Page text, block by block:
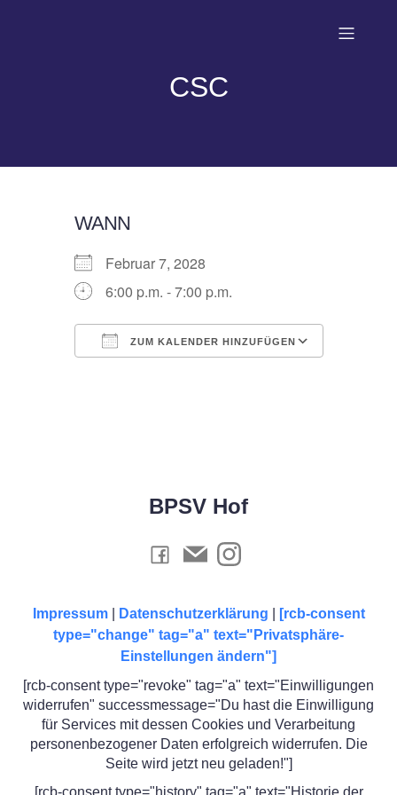
CSC
WANN
Februar 7, 2028
6:00 p.m. - 7:00 p.m.
ZUM KALENDER HINZUFÜGEN
BPSV Hof
Impressum Datenschutzerklärung
[rcb-consent
type="change" tag="a" text="Privatsphäre-
Einstellungen ändern"]
[rcb-consent type="revoke" tag="a" text="Einwilligungen
widerrufen" successmessage="Du hast die Einwilligung
für Services mit dessen Cookies und Verarbeitung
personenbezogener Daten erfolgreich widerrufen. Die
Seite wird jetzt neu geladen!"]
[rcb-consent type="history" tag="a" text="Historie der